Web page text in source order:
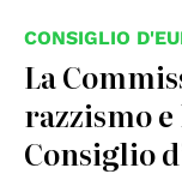
CONSIGLIO
La
razzismo
Consiglio